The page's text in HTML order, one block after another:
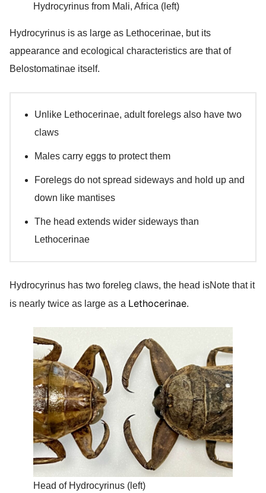
Hydrocyrinus from Mali, Africa (left)
Hydrocyrinus is as large as Lethocerinae, but its
appearance and ecological characteristics are that of
Belostomatinae itself.
Unlike Lethocerinae, adult forelegs also have two
claws
Males carry eggs to protect them
Forelegs do not spread sideways and hold up and
down like mantises
The head extends wider sideways than
Lethocerinae
Hydrocyrinus has two foreleg claws, the head isNote that it
is nearly twice as large as a Lethocerinae.
Head of Hydrocyrinus (left)